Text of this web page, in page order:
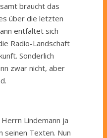
braucht das
über die letzten
entfaltet sich
Radio-Landschaft
Sonderlich
zwar nicht, aber
Lindemann ja
seinen Texten. Nun